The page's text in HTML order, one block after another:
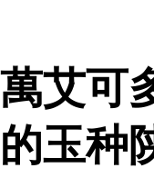
萬艾可
的玉种